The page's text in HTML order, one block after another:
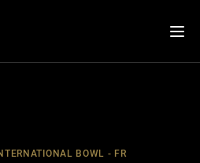
BOWL - FR